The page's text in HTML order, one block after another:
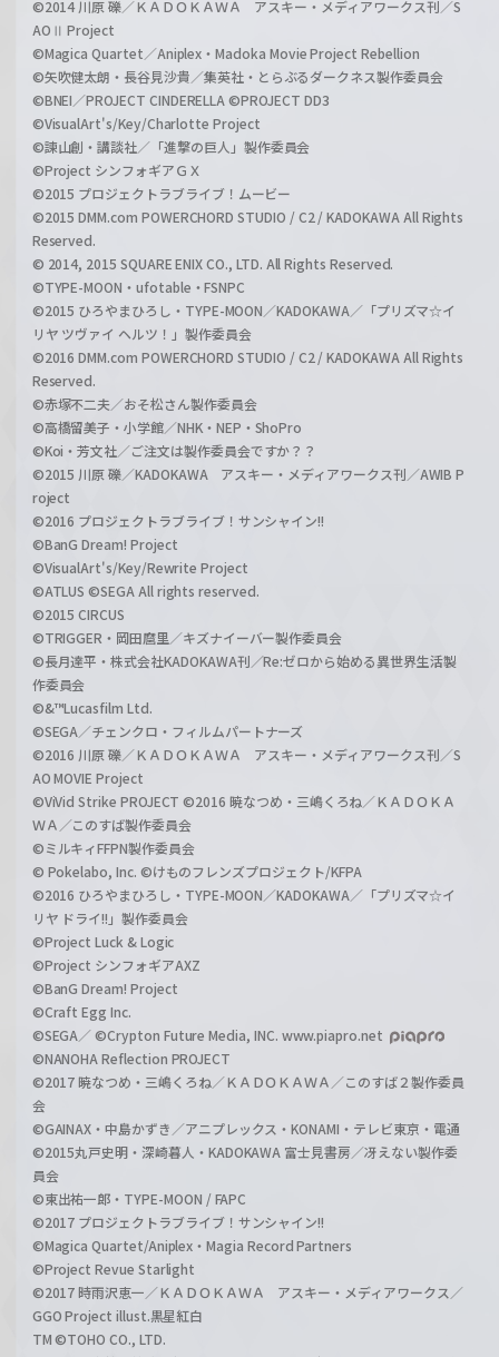
©2014 川原 礫／ＫＡＤＯＫＡＷＡ アスキー・メディアワークス刊／S
AOⅡ Project
©Magica Quartet／Aniplex・Madoka Movie Project Rebellion
©矢吹健太朗・長谷見沙貴／集英社・とらぶるダークネス製作委員会
©BNEI／PROJECT CINDERELLA ©PROJECT DD3
©VisualArt's/Key/Charlotte Project
©諫山創・講談社／「進撃の巨人」製作委員会
©Project シンフォギアＧＸ
©2015 プロジェクトラブライブ！ムービー
©2015 DMM.com POWERCHORD STUDIO / C2 / KADOKAWA All Rights
Reserved.
© 2014, 2015 SQUARE ENIX CO., LTD. All Rights Reserved.
©TYPE-MOON・ufotable・FSNPC
©2015 ひろやまひろし・TYPE-MOON／KADOKAWA／「プリズマ☆イ
リヤ ツヴァイ ヘルツ！」製作委員会
©2016 DMM.com POWERCHORD STUDIO / C2 / KADOKAWA All Rights
Reserved.
©赤塚不二夫／おそ松さん製作委員会
©高橋留美子・小学館／NHK・NEP・ShoPro
©Koi・芳文社／ご注文は製作委員会ですか？？
©2015 川原 礫／KADOKAWA アスキー・メディアワークス刊／AWIB P
roject
©2016 プロジェクトラブライブ！サンシャイン!!
©BanG Dream! Project
©VisualArt's/Key/Rewrite Project
©ATLUS ©SEGA All rights reserved.
©2015 CIRCUS
©TRIGGER・岡田麿里／キズナイーバー製作委員会
©長月達平・株式会社KADOKAWA刊／Re:ゼロから始める異世界生活製
作委員会
©&™Lucasfilm Ltd.
©SEGA／チェンクロ・フィルムパートナーズ
©2016 川原 礫／ＫＡＤＯＫＡＷＡ アスキー・メディアワークス刊／S
AO MOVIE Project
©ViVid Strike PROJECT ©2016 暁なつめ・三嶋くろね／ＫＡＤＯＫＡ
ＷＡ／このすば製作委員会
©ミルキィFFPN製作委員会
© Pokelabo, Inc. ©けものフレンズプロジェクト/KFPA
©2016 ひろやまひろし・TYPE-MOON／KADOKAWA／「プリズマ☆イ
リヤ ドライ!!」製作委員会
©Project Luck & Logic
©Project シンフォギアAXZ
©BanG Dream! Project
©Craft Egg Inc.
©SEGA／ ©Crypton Future Media, INC. www.piapro.net
©NANOHA Reflection PROJECT
©2017 暁なつめ・三嶋くろね／ＫＡＤＯＫＡＷＡ／このすば２製作委員
会
©GAINAX・中島かずき／アニプレックス・KONAMI・テレビ東京・電通
©2015丸戸史明・深崎暮人・KADOKAWA 富士見書房／冴えない製作委
員会
©東出祐一郎・TYPE-MOON / FAPC
©2017 プロジェクトラブライブ！サンシャイン!!
©Magica Quartet/Aniplex・Magia Record Partners
©Project Revue Starlight
©2017 時雨沢恵一／ＫＡＤＯＫＡＷＡ アスキー・メディアワークス／
GGO Project illust.黒星紅白
TM ©TOHO CO., LTD.